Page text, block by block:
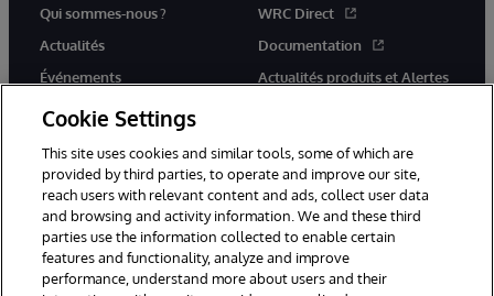
Qui sommes-nous ?
Actualités
Événements
Rejoignez-nous
WRC Direct
Documentation
Actualités produits et Alertes
© 1996-2026 InterSystems Corporation, Cambridge, MA. Tous droits
réservés.
Cookie Settings
This site uses cookies and similar tools, some of which are
provided by third parties, to operate and improve our site,
reach users with relevant content and ads, collect user data
and browsing and activity information. We and these third
parties use the information collected to enable certain
features and functionality, analyze and improve
performance, understand more about users and their